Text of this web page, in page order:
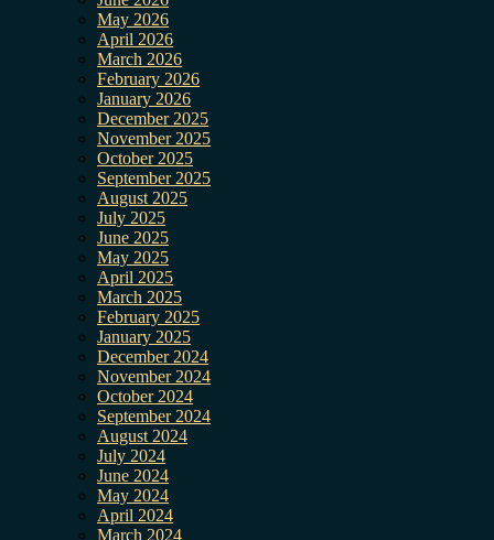
May 2026
April 2026
March 2026
February 2026
January 2026
December 2025
November 2025
October 2025
September 2025
August 2025
July 2025
June 2025
May 2025
April 2025
March 2025
February 2025
January 2025
December 2024
November 2024
October 2024
September 2024
August 2024
July 2024
June 2024
May 2024
April 2024
March 2024